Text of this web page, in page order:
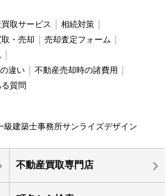
取サービス
相続対策
・売却
売却査定フォーム
違い
不動産売却時の諸費用
質問
級建築士事務所サンライズデザイン
不動産買取専門店